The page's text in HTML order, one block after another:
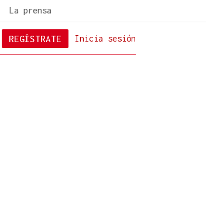
La prensa
Inicia sesión
REGÍSTRATE